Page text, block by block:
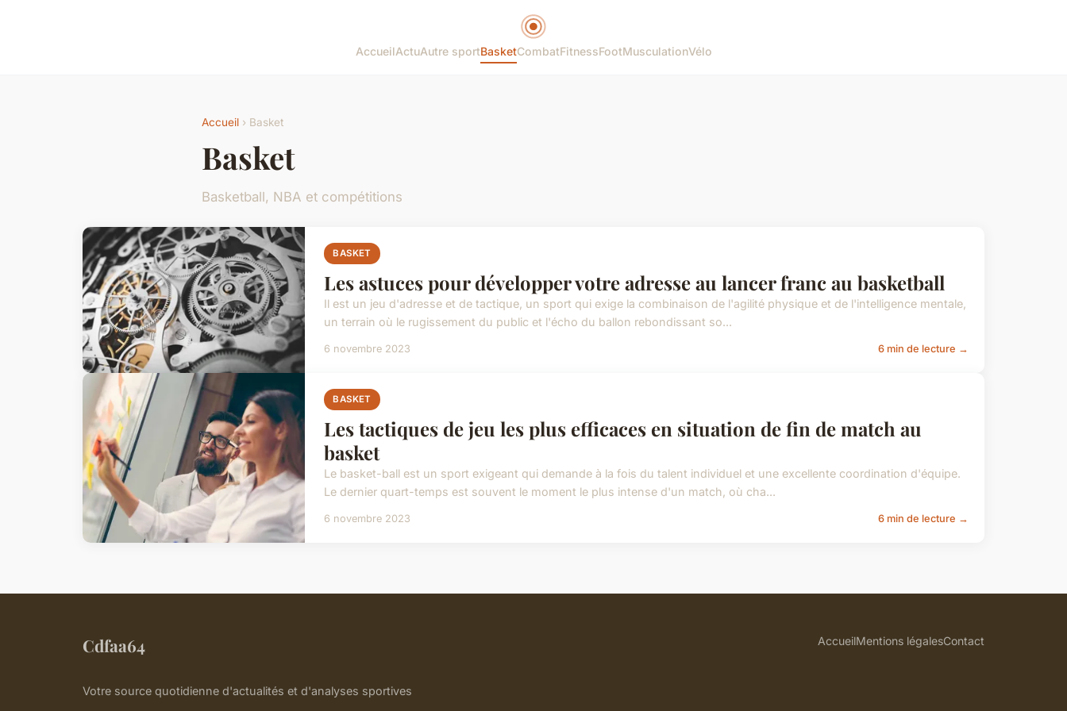
AccueilActuAutre sportBasketCombatFitnessFootMusculationVélo
Accueil › Basket
Basket
Basketball, NBA et compétitions
BASKET
Les astuces pour développer votre adresse au lancer franc au basketball
Il est un jeu d'adresse et de tactique, un sport qui exige la combinaison de l'agilité physique et de l'intelligence mentale,
un terrain où le rugissement du public et l'écho du ballon rebondissant so...
6 novembre 2023 6 min de lecture →
BASKET
Les tactiques de jeu les plus efficaces en situation de fin de match au
basket
Le basket-ball est un sport exigeant qui demande à la fois du talent individuel et une excellente coordination d'équipe.
Le dernier quart-temps est souvent le moment le plus intense d'un match, où cha...
6 novembre 2023 6 min de lecture →
Cdfaa64
Votre source quotidienne d'actualités et d'analyses sportives
AccueilMentions légalesContact